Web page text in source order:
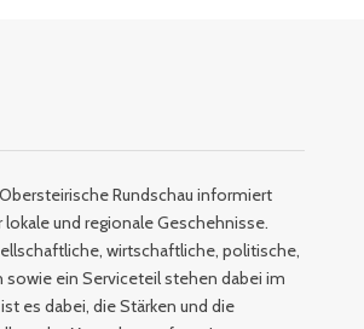
Rundschau informiert
lokale und regionale Geschehnisse.
wirtschaftliche, politische,
ein Serviceteil stehen dabei im
es dabei, die Stärken und die